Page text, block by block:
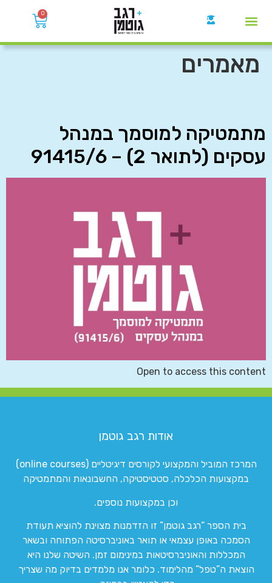
0
מאמרים
מתמטיקה למוסמך במנהל
עסקים (לתואר 2) – 91415/6
Open to access this content
אודות רגב גוטמן
המרכז המוביל והמקצועי לקורסים דיגיטליים (online courses)
במקצועות הכלכלה, סטטיסטיקה, החשבונאות והמתמטיקה
וכן במקצועות נוספים.
בית הספר “רגב גוטמן” זו הזדמנות מצוינת להוציא תעודת
הסמכה באופן עצמאי או תואר באוניברסיטה הפתוחה ובשאר
המכללות והאוניברסיטאות במינימום זמן. השיטה שלנו היא
הוצאת ה”טפל” מהלימוד. כלומר אנו מלמדים בדיוק מה שצריך